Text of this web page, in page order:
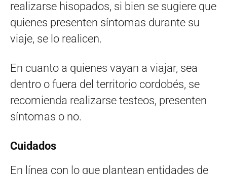
realizarse hisopados, si bien se sugiere que
quienes presenten síntomas durante su
viaje, se lo realicen.
En cuanto a quienes vayan a viajar, sea
dentro o fuera del territorio cordobés, se
recomienda realizarse testeos, presenten
síntomas o no.
Cuidados
En línea con lo que plantean entidades de